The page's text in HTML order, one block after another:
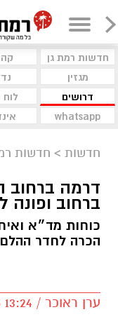
חדשות רמת גן
מגזין
דרושים
לוח
whatsapp
חדשות > חדשות
ברחוב ופונה
כוחות מד״א
הכרה לחדר
ערן ראוכר / 13:24 27.06.25